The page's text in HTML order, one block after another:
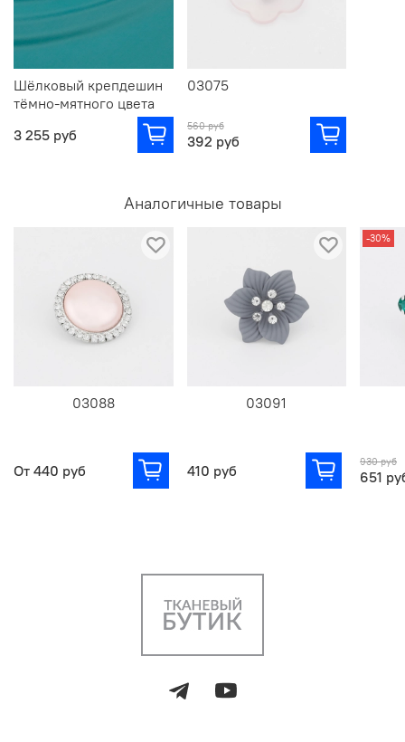
Шёлковый крепдешин
тёмно-мятного цвета
3 255 руб
03075
560 руб
392 руб
Аналогичные товары
03088
От 440 руб
03091
410 руб
-30%
930 руб
651